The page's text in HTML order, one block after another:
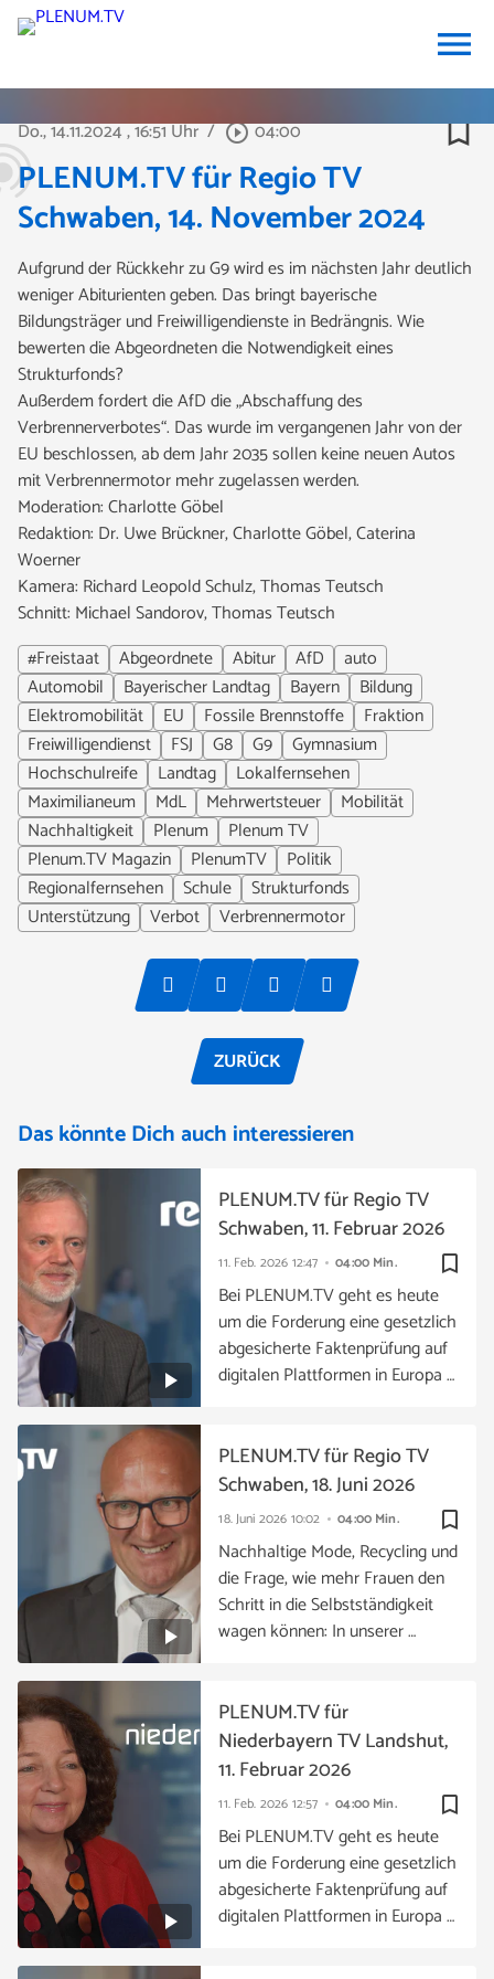
menu
Do., 14.11.2024, 16:51 Uhr / play_circle_outline04:00 bookmark_border
PLENUM.TV für Regio TV
Schwaben, 14. November 2024
Aufgrund der Rückkehr zu G9 wird es im nächsten Jahr deutlich
weniger Abiturienten geben. Das bringt bayerische
Bildungsträger und Freiwilligendienste in Bedrängnis. Wie
bewerten die Abgeordneten die Notwendigkeit eines
Strukturfonds?
Außerdem fordert die AfD die „Abschaffung des
Verbrennerverbotes“. Das wurde im vergangenen Jahr von der
EU beschlossen, ab dem Jahr 2035 sollen keine neuen Autos
mit Verbrennermotor mehr zugelassen werden.
Moderation: Charlotte Göbel
Redaktion: Dr. Uwe Brückner, Charlotte Göbel, Caterina
Woerner
Kamera: Richard Leopold Schulz, Thomas Teutsch
Schnitt: Michael Sandorov, Thomas Teutsch
#Freistaat
Abgeordnete Abitur AfD
auto
Automobil
Bayerischer Landtag Bayern
Bildung
Elektromobilität
EU Fossile Brennstoffe
Fraktion
Freiwilligendienst
FSJ G8 G9
Gymnasium
Hochschulreife
Landtag
Lokalfernsehen
Maximilianeum
MdL Mehrwertsteuer
Mobilität
Nachhaltigkeit
Plenum
Plenum TV
Plenum.TV Magazin
PlenumTV
Politik
Regionalfernsehen
Schule
Strukturfonds
Unterstützung
Verbot Verbrennermotor
ZURÜCK
Das könnte Dich auch interessieren
bookmark_border
11. Feb. 2026 12:47 04:00 Min.
PLENUM.TV für Regio TV
Schwaben, 11. Februar 2026
Bei PLENUM.TV geht es heute
um die Forderung eine gesetzlich
abgesicherte Faktenprüfung auf
digitalen Plattformen in Europa …
bookmark_border
18. Juni 2026 10:02 04:00 Min.
PLENUM.TV für Regio TV
Schwaben, 18. Juni 2026
Nachhaltige Mode, Recycling und
die Frage, wie mehr Frauen den
Schritt in die Selbstständigkeit
wagen können: In unserer …
bookmark_border
11. Feb. 2026 12:57 04:00 Min.
PLENUM.TV für
Niederbayern TV Landshut,
11. Februar 2026
Bei PLENUM.TV geht es heute
um die Forderung eine gesetzlich
abgesicherte Faktenprüfung auf
digitalen Plattformen in Europa …